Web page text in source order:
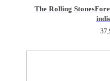
The Rolling Stones